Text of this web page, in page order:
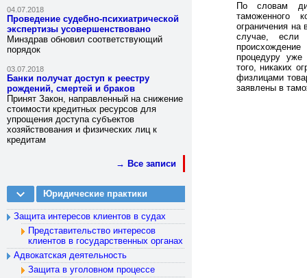
04.07.2018
Проведение судебно-психиатрической
экспертизы усовершенствовано
Минздрав обновил соответствующий
порядок
03.07.2018
Банки получат доступ к реестру
рождений, смертей и браков
Принят Закон, направленный на снижение
стоимости кредитных ресурсов для
упрощения доступа субъектов
хозяйствования и физических лиц к
кредитам
→ Все записи
Юридические практики
Защита интересов клиентов в судах
Представительство интересов
клиентов в государственных органах
Адвокатская деятельность
Защита в уголовном процессе
По словам
таможенного
ограничения на
случае, если
процедуру
того, никаких
физлицами
заявлены в